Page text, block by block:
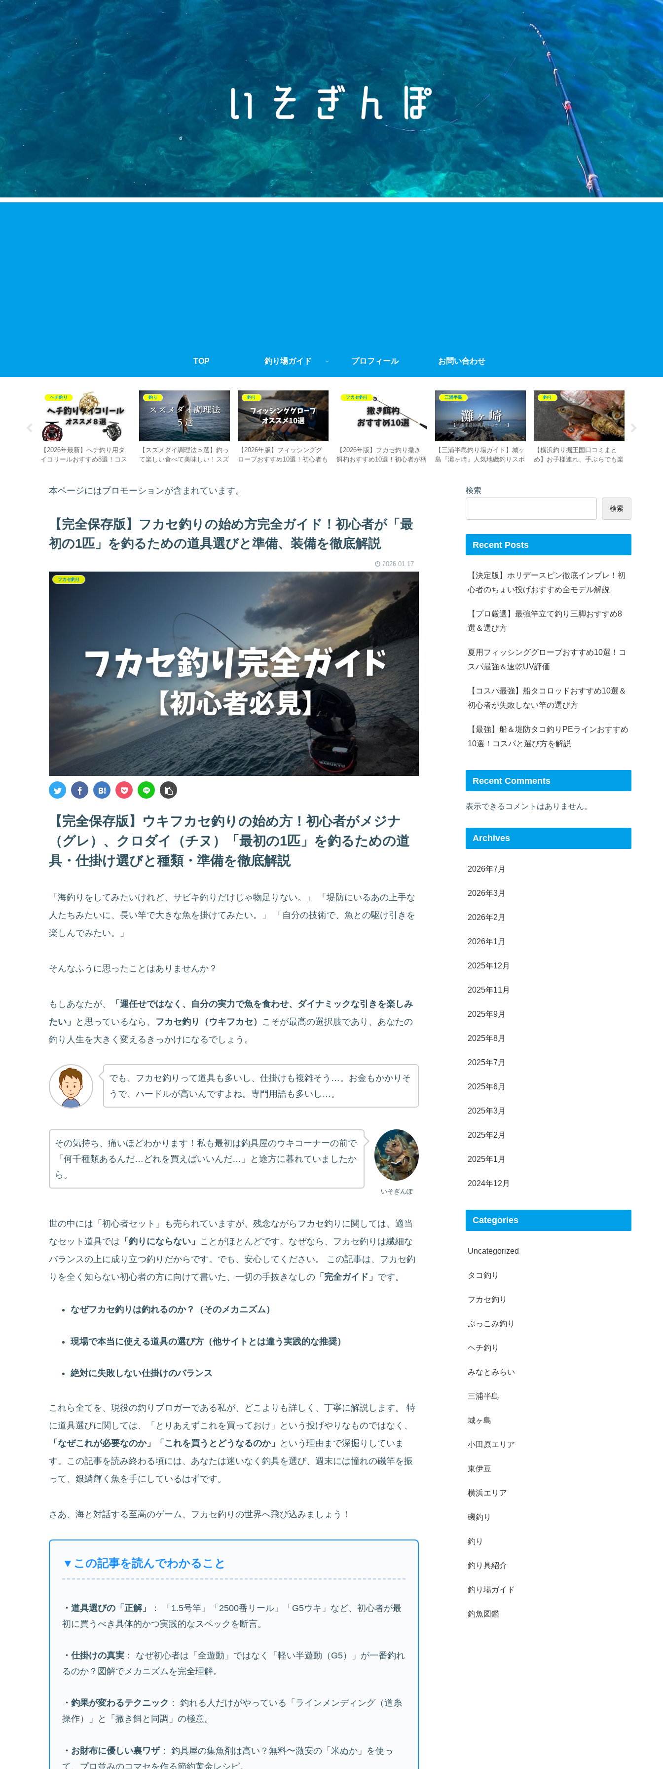
TOP 釣り場ガイド プロフィール お問い合わせ
ヘチ釣り
【2026年最新】へチ釣り用タ
イコリールおすすめ8選！コス
釣り
【スズメダイ調理法５選】釣っ
て楽しい食べて美味しい！スズ
釣り
【2026年版】フィッシンググ
ローブおすすめ10選！初心者も
フカセ釣り
【2026年版】フカセ釣り撒き
餌杓おすすめ10選！初心者が柄
三浦半島
【三浦半島釣り場ガイド】城ヶ
島『灘ヶ崎』人気地磯釣りスポ
釣り
【横浜釣り掘王国口コミまと
め】お子様連れ、手ぶらでも楽
本ページにはプロモーションが含まれています。
【完全保存版】フカセ釣りの始め方完全ガイド！初心者が「最
初の1匹」を釣るための道具選びと準備、装備を徹底解説
2026.01.17
フカセ釣り
【完全保存版】ウキフカセ釣りの始め方！初心者がメジナ
（グレ）、クロダイ（チヌ）「最初の1匹」を釣るための道
具・仕掛け選びと種類・準備を徹底解説
「海釣りをしてみたいけれど、サビキ釣りだけじゃ物足りない。」 「堤防にいるあの上手な
人たちみたいに、長い竿で大きな魚を掛けてみたい。」 「自分の技術で、魚との駆け引きを
楽しんでみたい。」
そんなふうに思ったことはありませんか？
もしあなたが、
「運任せではなく、自分の実力で魚を食わせ、ダイナミックな引きを楽しみ
たい」
と思っているなら、 フカセ釣り（ウキフカセ） こそが最高の選択肢であり、あなたの
釣り人生を大きく変えるきっかけになるでしょう。
でも、フカセ釣りって道具も多いし、仕掛けも複雑そう…。お金もかかりそ
うで、ハードルが高いんですよね。専門用語も多いし…。
いそぎんぽ
その気持ち、痛いほどわかります！私も最初は釣具屋のウキコーナーの前で
「何千種類あるんだ…どれを買えばいいんだ…」と途方に暮れていましたか
ら。
世の中には「初心者セット」も売られていますが、残念ながらフカセ釣りに関しては、適当
なセット道具では 「釣りにならない」 ことがほとんどです。なぜなら、フカセ釣りは繊細な
バランスの上に成り立つ釣りだからです。でも、安心してください。 この記事は、フカセ釣
りを全く知らない初心者の方に向けて書いた、一切の手抜きなしの 「完全ガイド」 です。
なぜフカセ釣りは釣れるのか？（そのメカニズム）
現場で本当に使える道具の選び方（他サイトとは違う実践的な推奨）
絶対に失敗しない仕掛けのバランス
これら全てを、現役の釣りブロガーである私が、どこよりも詳しく、丁寧に解説します。 特
に道具選びに関しては、「とりあえずこれを買っておけ」という投げやりなものではなく、
「なぜこれが必要なのか」「これを買うとどうなるのか」
という理由まで深掘りしていま
す。この記事を読み終わる頃には、あなたは迷いなく釣具を選び、週末には憧れの磯竿を振
って、銀鱗輝く魚を手にしているはずです。
さあ、海と対話する至高のゲーム、フカセ釣りの世界へ飛び込みましょう！
▼この記事を読んでわかること
・道具選びの「正解」
： 「1.5号竿」「2500番リール」「G5ウキ」など、初心者が最
初に買うべき具体的かつ実践的なスペックを断言。
・仕掛けの真実 ： なぜ初心者は「全遊動」ではなく「軽い半遊動（G5）」が一番釣れ
るのか？図解でメカニズムを完全理解。
・釣果が変わるテクニック ： 釣れる人だけがやっている「ラインメンディング（道糸
操作）」と「撒き餌と同調」の極意。
・お財布に優しい裏ワザ： 釣具屋の集魚剤は高い？無料〜激安の「米ぬか」を使っ
て、プロ並みのコマセを作る節約黄金レシピ。
検索
検索
Recent Posts
【決定版】ホリデースピン徹底インプレ！初
心者のちょい投げおすすめ全モデル解説
【プロ厳選】最強竿立て釣り三脚おすすめ8
選＆選び方
夏用フィッシンググローブおすすめ10選！コ
スパ最強＆速乾UV評価
【コスパ最強】船タコロッドおすすめ10選＆
初心者が失敗しない竿の選び方
【最強】船＆堤防タコ釣りPEラインおすすめ
10選！コスパと選び方を解説
Recent Comments
表示できるコメントはありません。
Archives
2026年7月
2026年3月
2026年2月
2026年1月
2025年12月
2025年11月
2025年9月
2025年8月
2025年7月
2025年6月
2025年3月
2025年2月
2025年1月
2024年12月
Categories
Uncategorized
タコ釣り
フカセ釣り
ぶっこみ釣り
ヘチ釣り
みなとみらい
三浦半島
城ヶ島
小田原エリア
東伊豆
横浜エリア
磯釣り
釣り
釣り具紹介
釣り場ガイド
釣魚図鑑